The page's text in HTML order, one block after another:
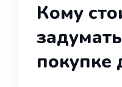
Кому
покупке